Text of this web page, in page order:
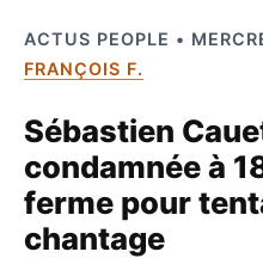
ACTUS PEOPLE •
FRANÇOIS F.
Sébastien
condamnée à
ferme pour
chantage